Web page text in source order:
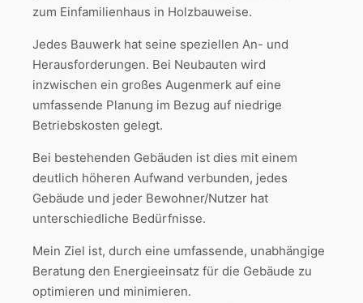
zum Einfamilienhaus in Holzbauweise.
Jedes Bauwerk hat seine speziellen An- und
Herausforderungen. Bei Neubauten wird
inzwischen ein großes Augenmerk auf eine
umfassende Planung im Bezug auf niedrige
Betriebskosten gelegt.
Bei bestehenden Gebäuden ist dies mit einem
deutlich höheren Aufwand verbunden, jedes
Gebäude und jeder Bewohner/Nutzer hat
unterschiedliche Bedürfnisse.
Mein Ziel ist, durch eine umfassende, unabhängige
Beratung den Energieeinsatz für die Gebäude zu
optimieren und minimieren.